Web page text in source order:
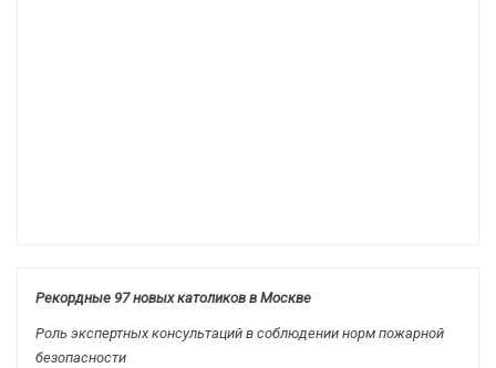
Рекордные 97 новых католиков в Москве
Роль экспертных консультаций в соблюдении норм пожарной
безопасности